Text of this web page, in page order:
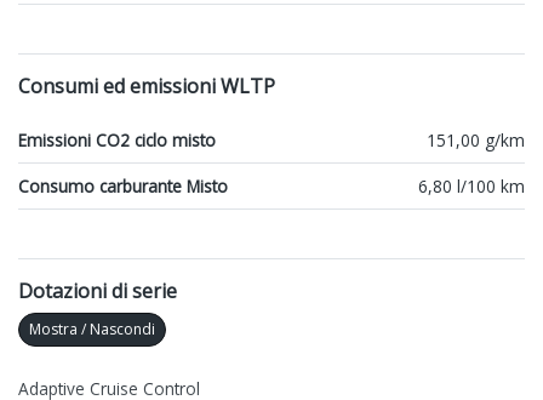
Consumi ed emissioni WLTP
Emissioni CO2 ciclo misto
151,00 g/km
Consumo carburante Misto
6,80 l/100 km
Dotazioni di serie
Mostra / Nascondi
Adaptive Cruise Control